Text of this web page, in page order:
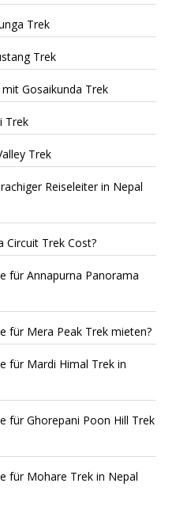
Trek
Trek
Gosaikunda Trek
Trek
Trek
Reiseleiter in Nepal
Circuit Trek Cost?
für Annapurna Panorama
für Mera Peak Trek mieten?
für Mardi Himal Trek in
für Ghorepani Poon Hill Trek
für Mohare Trek in Nepal